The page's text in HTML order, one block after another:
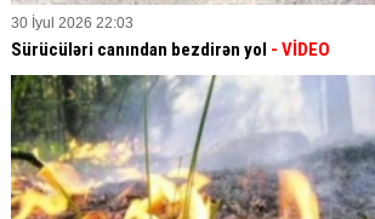
30 İyul 2026 22:03
Sürücüləri canından bezdirən yol - VİDEO